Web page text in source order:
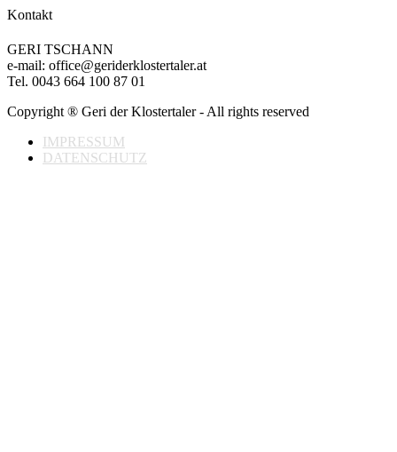
Kontakt
GERI TSCHANN
e-mail: office@geriderklostertaler.at
Tel. 0043 664 100 87 01
Copyright ® Geri der Klostertaler - All rights reserved
IMPRESSUM
DATENSCHUTZ